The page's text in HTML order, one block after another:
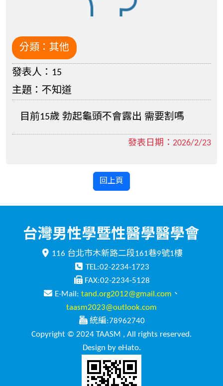
分類： 其他
發表人： 15
主題： 不知道
目前15歲 勃起龜頭不會露出 需要割嗎
發表日期： 2026/2/23
回上頁
116 台北市木新路二段161巷9號1樓
TEL:02-2234-1723
FAX:02-2234-5128
E-Mail: tand.org2012@gmail.com 、
taasm2023@outlook.com
統編:78962740
Copyright © 2024 TAASM , All rights reserved.
Design by eHato.